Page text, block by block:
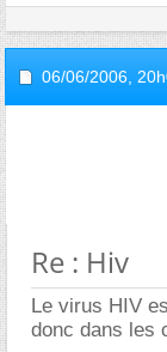
06/06/2006,
Re : Hiv
Le virus HIV
donc dans les